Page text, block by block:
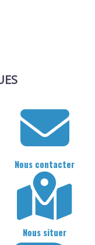
Nous contacter
Nous situer